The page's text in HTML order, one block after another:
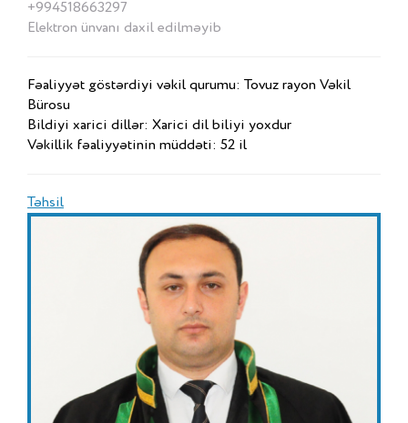
+994518663297
Elektron ünvanı daxil edilməyib
Fəaliyyət göstərdiyi vəkil qurumu: Tovuz rayon Vəkil
Bürosu
Bildiyi xarici dillər: Xarici dil biliyi yoxdur
Vəkillik fəaliyyətinin müddəti: 52 il
Təhsil